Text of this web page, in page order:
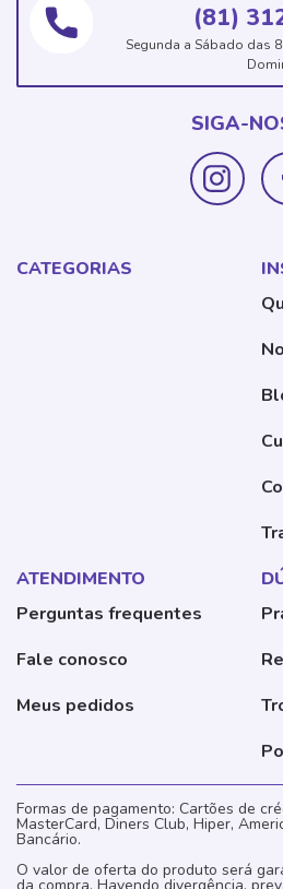
(81)
Segunda a Sábado das
SIGA-
CATEGORIAS
ATENDIMENTO
Perguntas frequentes
Fale conosco
Meus pedidos
Formas de pagamento: Cartões de
MasterCard, Diners Club, Hiper,
Bancário.
O valor de oferta do produto será
da compra. Havendo divergência,